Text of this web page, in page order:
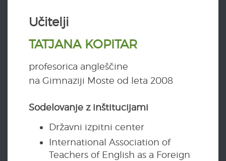
Učitelji
TATJANA KOPITAR
profesorica angleščine
na Gimnaziji Moste od leta 2008
Sodelovanje z inštitucijami
Državni izpitni center
International Association of
Teachers of English as a Foreign